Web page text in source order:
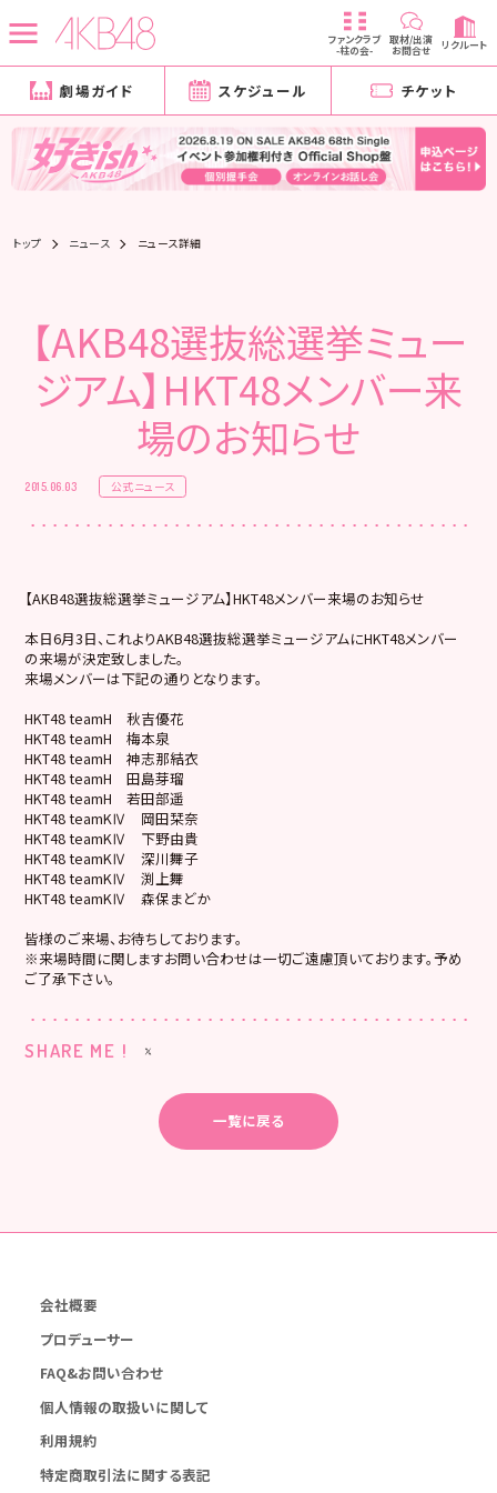
ファンクラブ
-柱の会-
取材/出演
お問合せ リクルート
劇場ガイド スケジュール チケット
トップ ニュース ニュース詳細
【AKB48選抜総選挙ミュー
ジアム】HKT48メンバー来
場のお知らせ
2015.06.03 公式ニュース
【AKB48選抜総選挙ミュージアム】HKT48メンバー来場のお知らせ
本日6月3日、これよりAKB48選抜総選挙ミュージアムにHKT48メンバー
の来場が決定致しました。
来場メンバーは下記の通りとなります。
HKT48 teamH 秋吉優花
HKT48 teamH 梅本泉
HKT48 teamH 神志那結衣
HKT48 teamH 田島芽瑠
HKT48 teamH 若田部遥
HKT48 teamKⅣ 岡田栞奈
HKT48 teamKⅣ 下野由貴
HKT48 teamKⅣ 深川舞子
HKT48 teamKⅣ 渕上舞
HKT48 teamKⅣ 森保まどか
皆様のご来場、お待ちしております。
※来場時間に関しますお問い合わせは一切ご遠慮頂いております。予め
ご了承下さい。
SHARE ME !
一覧に戻る
会社概要
プロデューサー
FAQ&お問い合わせ
個人情報の取扱いに関して
利用規約
特定商取引法に関する表記